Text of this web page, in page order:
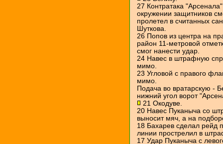
27 Контратака
окружении защитников
пролетел в считанных
Шуткова.
26 Попов из центра на
район 11-метровой
смог нанести удар.
24 Навес в штрафную
мимо.
23 Угловой с правого
мимо.
Подача во вратарскую -
нижний угол ворот
21 Окодуве.
20 Навес Пуканыча со
выносит мяч, а на
18 Бахарев сделал рейд
линии прострелил в
17 Удар Пуканыча с